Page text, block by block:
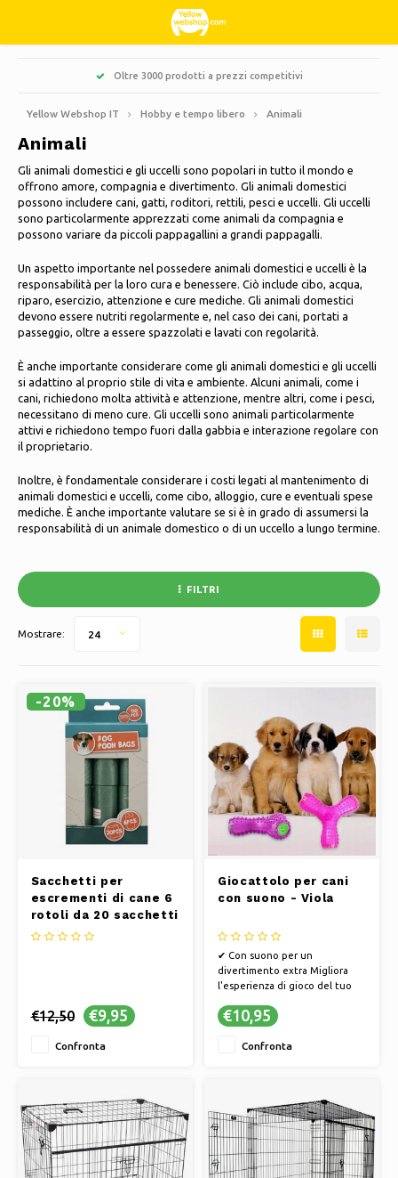
Hoofdmenu / pulizia
Cucina & Cucinare
Pulizia
Conservazione
Hoofdmenu / hobby e tempo libero
Libri
Creativo
Biciclette
Viaggiare
Pattini da ghiaccio
Sport
Altro
Hoofdmenu / natale
Alberi di Natale artificiali
Ghirlande natalizie e festoni
Luci di Natale
Decorazioni natalizie
Hoofdmenu / abbigliamento
Giacche Nordberg Outdoor
Sport invernali Nordberg Outdoor
Biancheria intima
Calzini
Termico
Hoofdmenu / dolci e leccornie
Dolce, acido e liquirizia
Hoofdmenu / giardino
Barbecue
Fioriere e vasi da fiori
Ombrelloni
Decorazioni da giardino
Attrezzi da giardino
Mobili da giardino
Hoofdmenu / casa
Zerbini
Decorazione e accessori per la casa
Candele profumate
Quadri in vetro
Candele
Orologi
Cuscini e biancheria da letto
Lampade e illuminazione
Cesti, vasi e fioriere
Hoofdmenu
Nederlands
Deutsch
English
Français
Español
Italiano
Polski
Oltre 3000 prodotti a prezzi competitivi
Yellow Webshop IT Hobby e tempo libero Animali
Animali
Gli animali domestici e gli uccelli sono popolari in tutto il mondo e
offrono amore, compagnia e divertimento. Gli animali domestici
possono includere cani, gatti, roditori, rettili, pesci e uccelli. Gli uccelli
sono particolarmente apprezzati come animali da compagnia e
possono variare da piccoli pappagallini a grandi pappagalli.
Un aspetto importante nel possedere animali domestici e uccelli è la
responsabilità per la loro cura e benessere. Ciò include cibo, acqua,
riparo, esercizio, attenzione e cure mediche. Gli animali domestici
devono essere nutriti regolarmente e, nel caso dei cani, portati a
passeggio, oltre a essere spazzolati e lavati con regolarità.
È anche importante considerare come gli animali domestici e gli uccelli
si adattino al proprio stile di vita e ambiente. Alcuni animali, come i
cani, richiedono molta attività e attenzione, mentre altri, come i pesci,
necessitano di meno cure. Gli uccelli sono animali particolarmente
attivi e richiedono tempo fuori dalla gabbia e interazione regolare con
il proprietario.
Inoltre, è fondamentale considerare i costi legati al mantenimento di
animali domestici e uccelli, come cibo, alloggio, cure e eventuali spese
mediche. È anche importante valutare se si è in grado di assumersi la
responsabilità di un animale domestico o di un uccello a lungo termine.
FILTRI
Mostrare: 24
-20%
Sacchetti per
escrementi di cane 6
rotoli da 20 sacchetti
€12,50 €9,95
Confronta
Giocattolo per cani
con suono - Viola
✔ Con suono per un
divertimento extra Migliora
l'esperienza di gioco del tuo
✔ Migliora l'esperienza di gioco
✔ Stimola l'attività mentale
€10,95
Confronta